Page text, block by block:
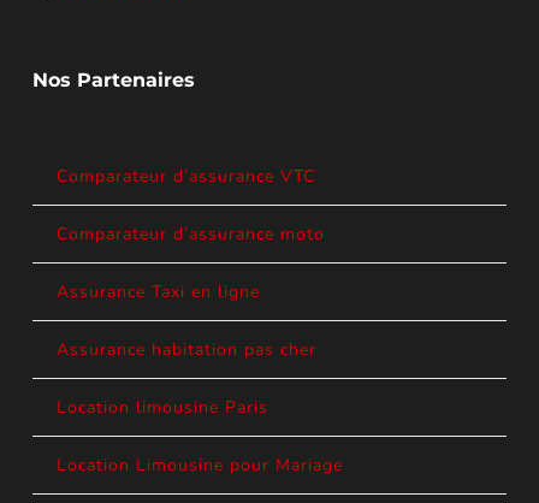
Nos Partenaires
Comparateur d’assurance VTC
Comparateur d’assurance moto
Assurance Taxi en ligne
Assurance habitation pas cher
Location limousine Paris
Location Limousine pour Mariage